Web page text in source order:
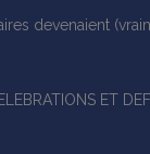
devenaient
ET